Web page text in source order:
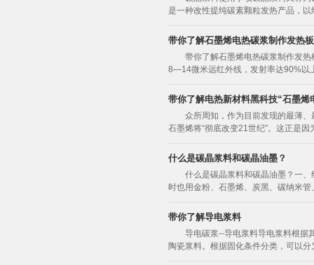
是一种改性提纯碳素颗粒发热产品，
带你了解石墨烯电热碳浆制作发热
带你了解石墨烯电热碳浆制作发
8—14微米远红外线，发射率达90%
带你了解电热新材料黑科技“石墨烯
众所周知，作为目前发现的最薄
石墨烯将“彻底改变21世纪”。这正是
什么是碳晶浆料和碳晶油墨？
什么是碳晶浆料和碳晶油墨？一
时也用金粉、石墨烯、炭黑、碳纳米
带你了解导电浆料
导电碳浆--导电浆料导电浆料根据
陶瓷浆料。根据固化条件分类，可以